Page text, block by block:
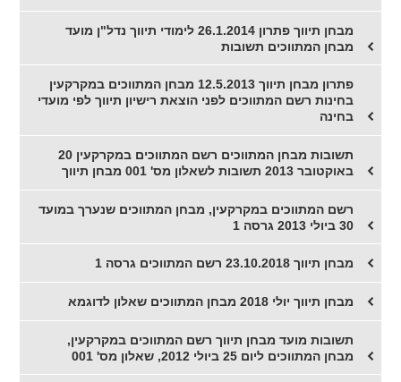
מבחן תיווך פתרון 26.1.2014 לימודי תיווך נדל"ן מועד
מבחן המתווכים תשובות
פתרון מבחן תיווך 12.5.2013 מבחן המתווכים במקרקעין
בחינות רשם המתווכים לפני הוצאת רישיון תיווך לפי מועדי
בחינה
תשובות מבחן המתווכים רשם המתווכים במקרקעין 20
באוקטובר 2013 תשובות לשאלון מס' 001 מבחן תיווך
רשם המתווכים במקרקעין, מבחן המתווכים שנערך במועד
30 ביולי 2013 גרסה 1
מבחן תיווך 23.10.2018 רשם המתווכים גרסה 1
מבחן תיווך יולי 2018 מבחן המתווכים שאלון לדוגמא
תשובות מועד מבחן תיווך רשם המתווכים במקרקעין,
מבחן המתווכים ליום 25 ביולי 2012, שאלון מס' 001